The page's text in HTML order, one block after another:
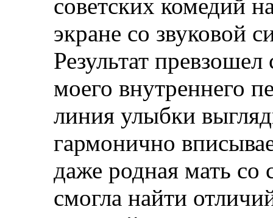
советских комедий
экране со звуковой
Результат
моего внутреннего
линия улыбки
гармонично
даже родная мать со
смогла найти